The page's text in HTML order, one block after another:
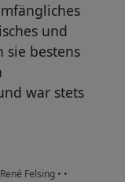
und
sie bestens
war stets
Felsing • •